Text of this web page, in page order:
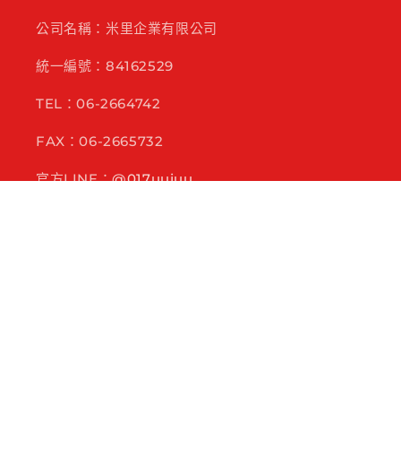
公司名稱：米里企業有限公司
統一編號：84162529
TEL：06-2664742
FAX：06-2665732
官方LINE：@017uujuu